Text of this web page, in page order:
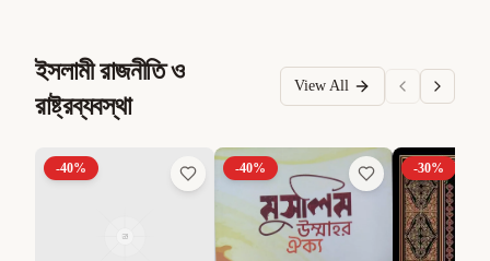
ইসলামী রাজনীতি ও
রাষ্ট্রব্যবস্থা
View All
-40% -40% -30%